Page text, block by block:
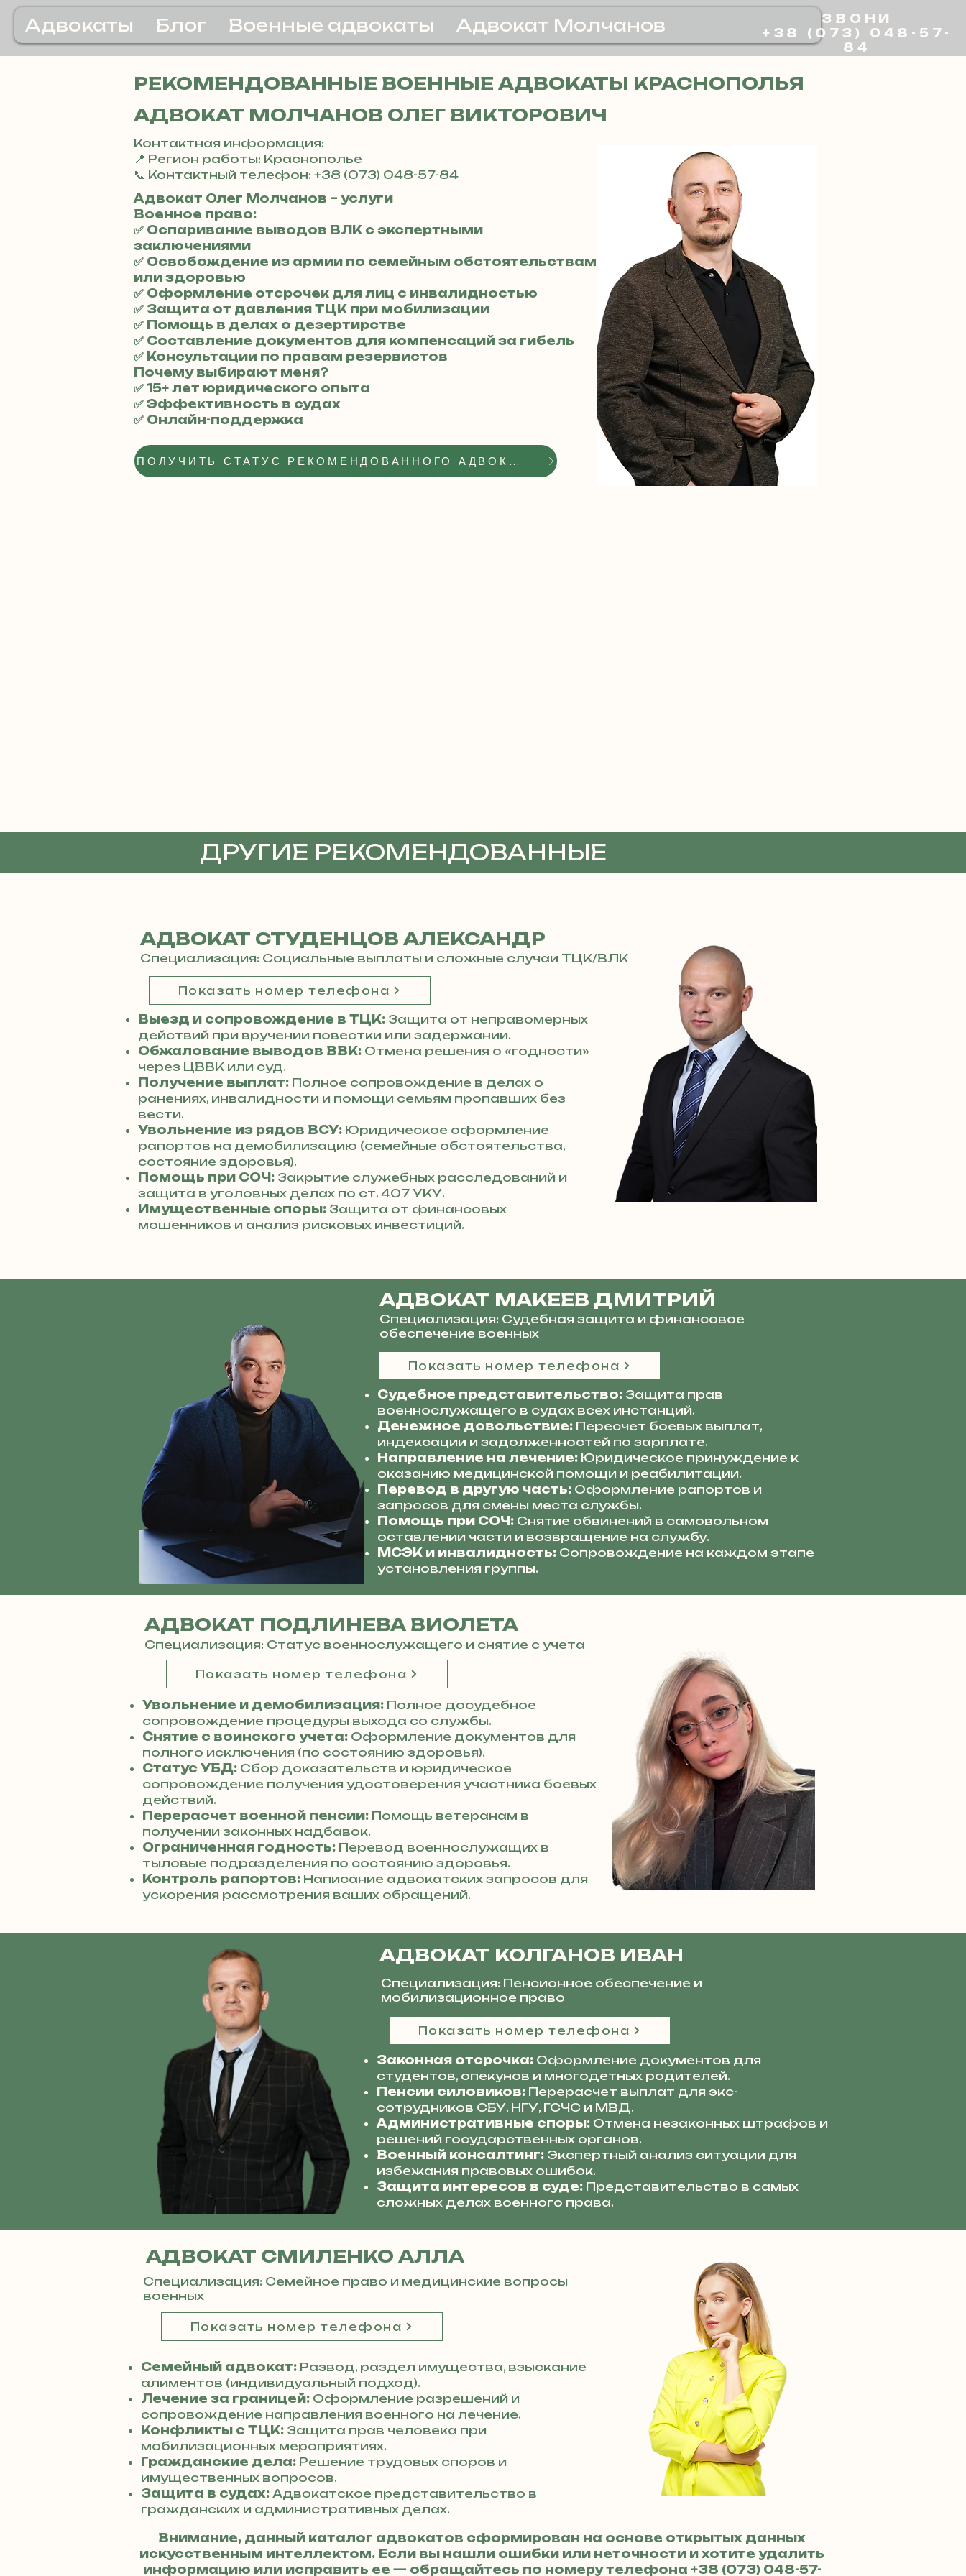
Адвокаты Блог Военные адвокаты Адвокат Молчанов
ЗВОНИ
+38 (073) 048-57-
84
РЕКОМЕНДОВАННЫЕ ВОЕННЫЕ АДВОКАТЫ КРАСНОПОЛЬЯ
АДВОКАТ МОЛЧАНОВ ОЛЕГ ВИКТОРОВИЧ
Контактная информация:
📍 Регион работы: Краснополье
📞 Контактный телефон: +38 (073) 048-57-84
Адвокат Олег Молчанов – услуги
Военное право:
✅ Оспаривание выводов ВЛК с экспертными
заключениями
✅ Освобождение из армии по семейным обстоятельствам
или здоровью
✅ Оформление отсрочек для лиц с инвалидностью
✅ Защита от давления ТЦК при мобилизации
✅ Помощь в делах о дезертирстве
✅ Составление документов для компенсаций за гибель
✅ Консультации по правам резервистов
Почему выбирают меня?
✅ 15+ лет юридического опыта
✅ Эффективность в судах
✅ Онлайн-поддержка
ПОЛУЧИТЬ СТАТУС РЕКОМЕНДОВАННОГО АДВОКАТА
ДРУГИЕ РЕКОМЕНДОВАННЫЕ
АДВОКАТЫ
АДВОКАТ СТУДЕНЦОВ АЛЕКСАНДР
Специализация: Социальные выплаты и сложные случаи ТЦК/ВЛК
Показать номер телефона
Выезд и сопровождение в ТЦК: Защита от неправомерных
действий при вручении повестки или задержании.
Обжалование выводов ВВК: Отмена решения о «годности»
через ЦВВК или суд.
Получение выплат: Полное сопровождение в делах о
ранениях, инвалидности и помощи семьям пропавших без
вести.
Увольнение из рядов ВСУ: Юридическое оформление
рапортов на демобилизацию (семейные обстоятельства,
состояние здоровья).
Помощь при СОЧ: Закрытие служебных расследований и
защита в уголовных делах по ст. 407 УКУ.
Имущественные споры: Защита от финансовых
мошенников и анализ рисковых инвестиций.
АДВОКАТ МАКЕЕВ ДМИТРИЙ
Специализация: Судебная защита и финансовое
обеспечение военных
Судебное представительство: Защита прав
военнослужащего в судах всех инстанций.
Денежное довольствие: Пересчет боевых выплат,
индексации и задолженностей по зарплате.
Направление на лечение: Юридическое принуждение к
оказанию медицинской помощи и реабилитации.
Перевод в другую часть: Оформление рапортов и
запросов для смены места службы.
Помощь при СОЧ: Снятие обвинений в самовольном
оставлении части и возвращение на службу.
МСЭК и инвалидность: Сопровождение на каждом этапе
установления группы.
Показать номер телефона
АДВОКАТ ПОДЛИНЕВА ВИОЛЕТА
Специализация: Статус военнослужащего и снятие с учета
Показать номер телефона
Увольнение и демобилизация: Полное досудебное
сопровождение процедуры выхода со службы.
Снятие с воинского учета: Оформление документов для
полного исключения (по состоянию здоровья).
Статус УБД: Сбор доказательств и юридическое
сопровождение получения удостоверения участника боевых
действий.
Перерасчет военной пенсии: Помощь ветеранам в
получении законных надбавок.
Ограниченная годность: Перевод военнослужащих в
тыловые подразделения по состоянию здоровья.
Контроль рапортов: Написание адвокатских запросов для
ускорения рассмотрения ваших обращений.
АДВОКАТ КОЛГАНОВ ИВАН
Специализация: Пенсионное обеспечение и
мобилизационное право
Законная отсрочка: Оформление документов для
студентов, опекунов и многодетных родителей.
Пенсии силовиков: Перерасчет выплат для экс-
сотрудников СБУ, НГУ, ГСЧС и МВД.
Административные споры: Отмена незаконных штрафов и
решений государственных органов.
Военный консалтинг: Экспертный анализ ситуации для
избежания правовых ошибок.
Защита интересов в суде: Представительство в самых
сложных делах военного права.
Показать номер телефона
АДВОКАТ СМИЛЕНКО АЛЛА
Специализация: Семейное право и медицинские вопросы
военных
Показать номер телефона
Семейный адвокат: Развод, раздел имущества, взыскание
алиментов (индивидуальный подход).
Лечение за границей: Оформление разрешений и
сопровождение направления военного на лечение.
Конфликты с ТЦК: Защита прав человека при
мобилизационных мероприятиях.
Гражданские дела: Решение трудовых споров и
имущественных вопросов.
Защита в судах: Адвокатское представительство в
гражданских и административных делах.
Внимание, данный каталог адвокатов сформирован на основе открытых данных
искусственным интеллектом. Если вы нашли ошибки или неточности и хотите удалить
информацию или исправить ее — обращайтесь по номеру телефона +38 (073) 048-57-